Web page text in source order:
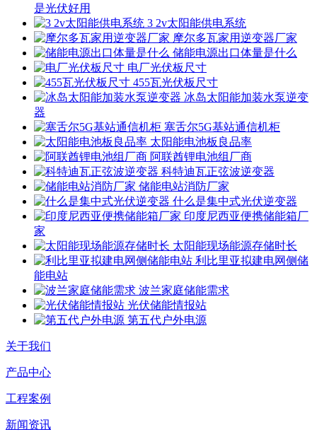
是光伏好用
3 2v太阳能供电系统
摩尔多瓦家用逆变器厂家
储能电源出口体量是什么
电厂光伏板尺寸
455瓦光伏板尺寸
冰岛太阳能加装水泵逆变
器
塞舌尔5G基站通信机柜
太阳能电池板良品率
阿联酋锂电池组厂商
科特迪瓦正弦波逆变器
储能电站消防厂家
什么是集中式光伏逆变器
印度尼西亚便携储能箱厂
家
太阳能现场能源存储时长
利比里亚拟建电网侧储
能电站
波兰家庭储能需求
光伏储能情报站
第五代户外电源
关于我们
产品中心
工程案例
新闻资讯